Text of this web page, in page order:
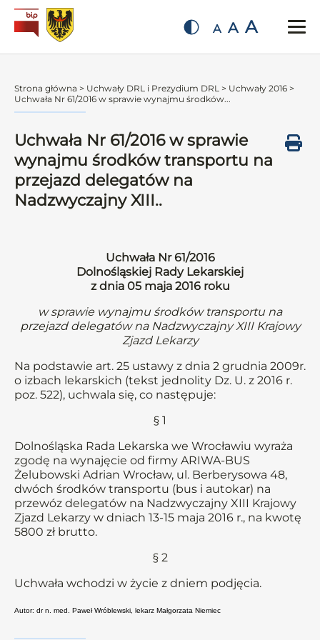
A A A
Strona główna > Uchwały DRL i Prezydium DRL > Uchwały 2016 >
Uchwała Nr 61/2016 w sprawie wynajmu środków...
Uchwała Nr 61/2016 w sprawie
wynajmu środków transportu na
przejazd delegatów na
Nadzwyczajny XIII..
Uchwała Nr 61/2016
Dolnośląskiej Rady Lekarskiej
z dnia 05 maja 2016 roku
w sprawie wynajmu środków transportu na
przejazd delegatów na Nadzwyczajny XIII Krajowy
Zjazd Lekarzy
Na podstawie art. 25 ustawy z dnia 2 grudnia 2009r.
o izbach lekarskich (tekst jednolity Dz. U. z 2016 r.
poz. 522), uchwala się, co następuje:
§ 1
Dolnośląska Rada Lekarska we Wrocławiu wyraża
zgodę na wynajęcie od firmy ARIWA-BUS
Żelubowski Adrian Wrocław, ul. Berberysowa 48,
dwóch środków transportu (bus i autokar) na
przewóz delegatów na Nadzwyczajny XIII Krajowy
Zjazd Lekarzy w dniach 13-15 maja 2016 r., na kwotę
5800 zł brutto.
§ 2
Uchwała wchodzi w życie z dniem podjęcia.
Autor: dr n. med. Paweł Wróblewski, lekarz Małgorzata Niemiec